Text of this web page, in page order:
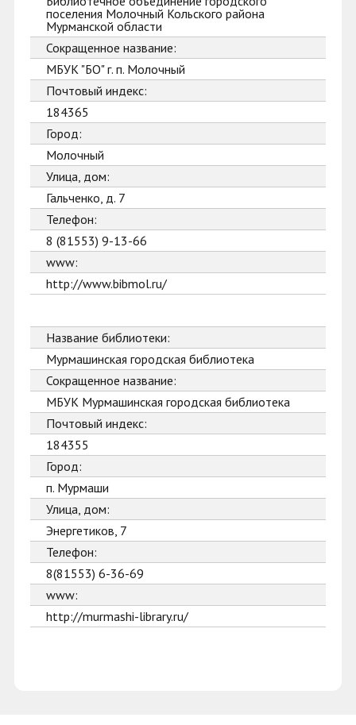
поселения Молочный Кольского района
Мурманской области
Сокращенное название:
МБУК "БО" г. п. Молочный
Почтовый индекс:
184365
Город:
Молочный
Улица, дом:
Гальченко, д. 7
Телефон:
8 (81553) 9-13-66
www:
http://www.bibmol.ru/
Название библиотеки:
Мурмашинская городская библиотека
Сокращенное название:
МБУК Мурмашинская городская библиотека
Почтовый индекс:
184355
Город:
п. Мурмаши
Улица, дом:
Энергетиков, 7
Телефон:
8(81553) 6-36-69
www:
http://murmashi-library.ru/